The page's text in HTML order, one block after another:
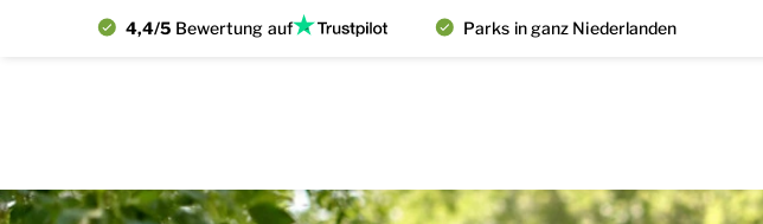
4,4/5 Bewertung auf Parks in ganz Niederlanden